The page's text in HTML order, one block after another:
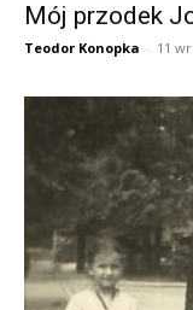
Mój przodek
Teodor Konopka - 11